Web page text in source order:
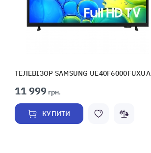
ТЕЛЕВІЗОР SAMSUNG UE40F6000FUXUA
11 999 грн.
КУПИТИ